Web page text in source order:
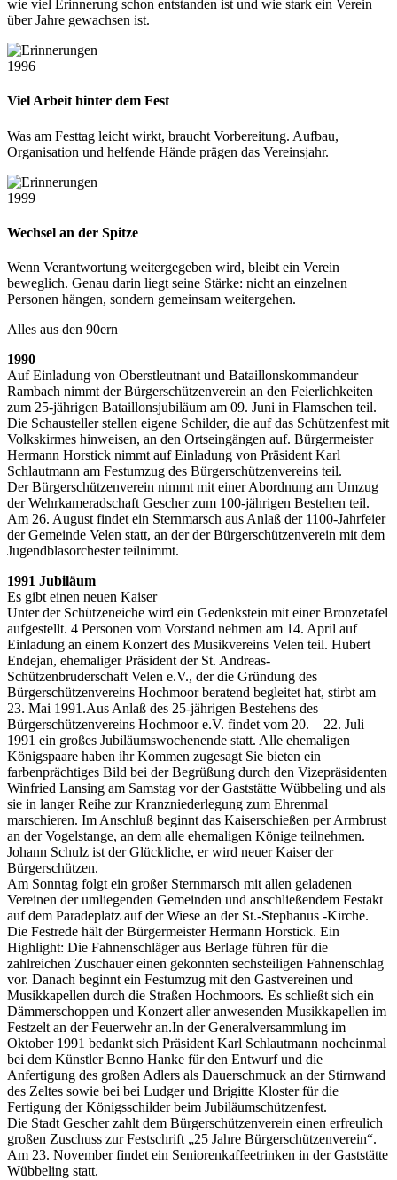
wie viel Erinnerung schon entstanden ist und wie stark ein Verein
über Jahre gewachsen ist.
1996
Viel Arbeit hinter dem Fest
Was am Festtag leicht wirkt, braucht Vorbereitung. Aufbau,
Organisation und helfende Hände prägen das Vereinsjahr.
1999
Wechsel an der Spitze
Wenn Verantwortung weitergegeben wird, bleibt ein Verein
beweglich. Genau darin liegt seine Stärke: nicht an einzelnen
Personen hängen, sondern gemeinsam weitergehen.
Alles aus den 90ern
1990
Auf Einladung von Oberstleutnant und Bataillonskommandeur
Rambach nimmt der Bürgerschützenverein an den Feierlichkeiten
zum 25-jährigen Bataillonsjubiläum am 09. Juni in Flamschen teil.
Die Schausteller stellen eigene Schilder, die auf das Schützenfest mit
Volkskirmes hinweisen, an den Ortseingängen auf. Bürgermeister
Hermann Horstick nimmt auf Einladung von Präsident Karl
Schlautmann am Festumzug des Bürgerschützenvereins teil.
Der Bürgerschützenverein nimmt mit einer Abordnung am Umzug
der Wehrkameradschaft Gescher zum 100-jährigen Bestehen teil.
Am 26. August findet ein Sternmarsch aus Anlaß der 1100-Jahrfeier
der Gemeinde Velen statt, an der der Bürgerschützenverein mit dem
Jugendblasorchester teilnimmt.
1991 Jubiläum
Es gibt einen neuen Kaiser
Unter der Schützeneiche wird ein Gedenkstein mit einer Bronzetafel
aufgestellt. 4 Personen vom Vorstand nehmen am 14. April auf
Einladung an einem Konzert des Musikvereins Velen teil. Hubert
Endejan, ehemaliger Präsident der St. Andreas-
Schützenbruderschaft Velen e.V., der die Gründung des
Bürgerschützenvereins Hochmoor beratend begleitet hat, stirbt am
23. Mai 1991.Aus Anlaß des 25-jährigen Bestehens des
Bürgerschützenvereins Hochmoor e.V. findet vom 20. – 22. Juli
1991 ein großes Jubiläumswochenende statt. Alle ehemaligen
Königspaare haben ihr Kommen zugesagt Sie bieten ein
farbenprächtiges Bild bei der Begrüßung durch den Vizepräsidenten
Winfried Lansing am Samstag vor der Gaststätte Wübbeling und als
sie in langer Reihe zur Kranzniederlegung zum Ehrenmal
marschieren. Im Anschluß beginnt das Kaiserschießen per Armbrust
an der Vogelstange, an dem alle ehemaligen Könige teilnehmen.
Johann Schulz ist der Glückliche, er wird neuer Kaiser der
Bürgerschützen.
Am Sonntag folgt ein großer Sternmarsch mit allen geladenen
Vereinen der umliegenden Gemeinden und anschließendem Festakt
auf dem Paradeplatz auf der Wiese an der St.-Stephanus -Kirche.
Die Festrede hält der Bürgermeister Hermann Horstick. Ein
Highlight: Die Fahnenschläger aus Berlage führen für die
zahlreichen Zuschauer einen gekonnten sechsteiligen Fahnenschlag
vor. Danach beginnt ein Festumzug mit den Gastvereinen und
Musikkapellen durch die Straßen Hochmoors. Es schließt sich ein
Dämmerschoppen und Konzert aller anwesenden Musikkapellen im
Festzelt an der Feuerwehr an.In der Generalversammlung im
Oktober 1991 bedankt sich Präsident Karl Schlautmann nocheinmal
bei dem Künstler Benno Hanke für den Entwurf und die
Anfertigung des großen Adlers als Dauerschmuck an der Stirnwand
des Zeltes sowie bei bei Ludger und Brigitte Kloster für die
Fertigung der Königsschilder beim Jubiläumschützenfest.
Die Stadt Gescher zahlt dem Bürgerschützenverein einen erfreulich
großen Zuschuss zur Festschrift „25 Jahre Bürgerschützenverein“.
Am 23. November findet ein Seniorenkaffeetrinken in der Gaststätte
Wübbeling statt.